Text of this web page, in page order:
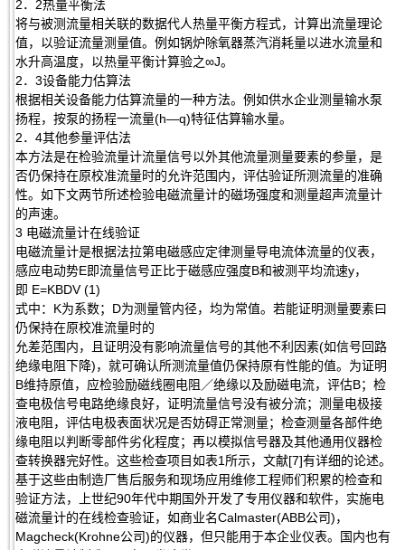
2．2热量平衡法
将与被测流量相关联的数据代人热量平衡方程式，计算出流量理论
值，以验证流量测量值。例如锅炉除氧器蒸汽消耗量以进水流量和
水升高温度，以热量平衡计算验之∞J。
2．3设备能力估算法
根据相关设备能力估算流量的一种方法。例如供水企业测量输水泵
扬程，按泵的扬程一流量(h—q)特征估算输水量。
2．4其他参量评估法
本方法是在检验流量计流量信号以外其他流量测量要素的参量，是
否仍保持在原校准流量时的允许范围内，评估验证所测流量的准确
性。如下文两节所述检验电磁流量计的磁场强度和测量超声流量计
的声速。
3 电磁流量计在线验证
电磁流量计是根据法拉第电磁感应定律测量导电流体流量的仪表，
感应电动势E即流量信号正比于磁感应强度B和被测平均流速y，
即 E=KBDV (1)
式中：K为系数；D为测量管内径，均为常值。若能证明测量要素曰
仍保持在原校准流量时的
允差范围内，且证明没有影响流量信号的其他不利因素(如信号回路
绝缘电阻下降)，就可确认所测流量值仍保持原有性能的值。为证明
B维持原值，应检验励磁线圈电阻／绝缘以及励磁电流，评估B；检
查电极信号电路绝缘良好，证明流量信号没有被分流；测量电极接
液电阻，评估电极表面状况是否妨碍正常测量；检查测量各部件绝
缘电阻以判断零部件劣化程度；再以模拟信号器及其他通用仪器检
查转换器完好性。这些检查项目如表1所示，文献[7]有详细的论述。
基于这些由制造厂售后服务和现场应用维修工程师们积累的检查和
验证方法，上世纪90年代中期国外开发了专用仪器和软件，实施电
磁流量计的在线检查验证，如商业名Calmaster(ABB公司)，
Magcheck(Krohne公司)的仪器，但只能用于本企业仪表。国内也有